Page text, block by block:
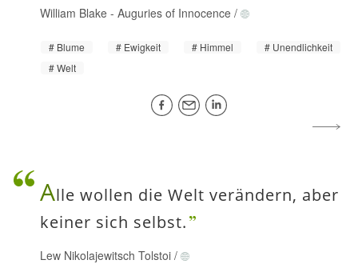
William Blake - Auguries of Innocence /
Blume Ewigkeit Himmel
Unendlichkeit
Welt
Alle wollen die Welt verändern, aber
keiner sich selbst.
Lew Nikolajewitsch Tolstoi /